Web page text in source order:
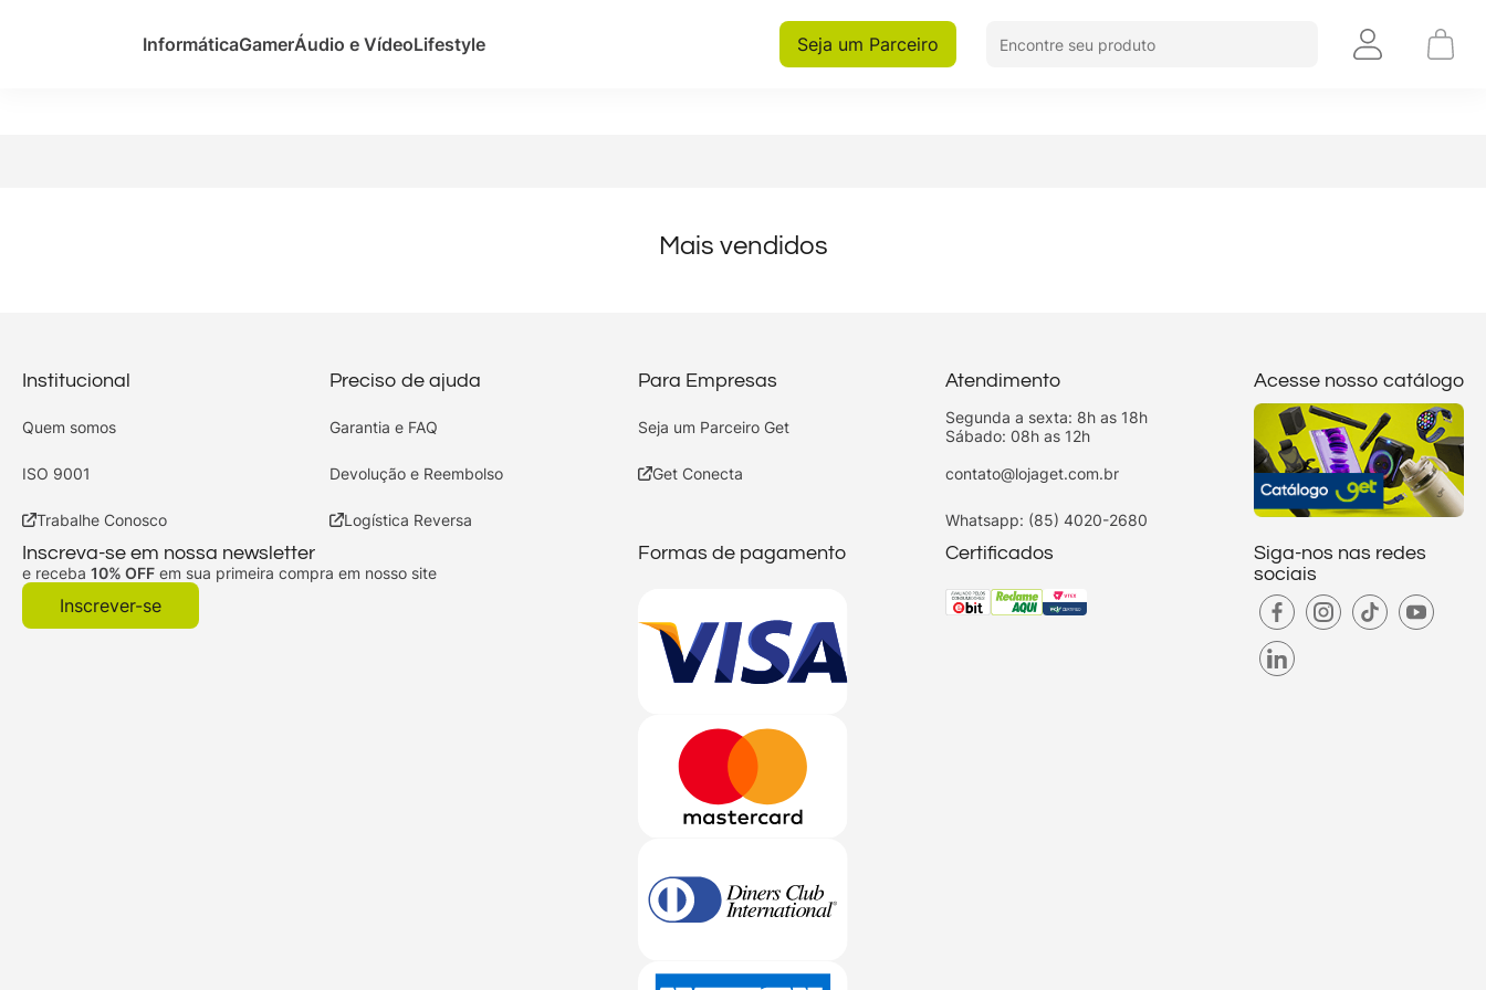
InformáticaGamerÁudio e VídeoLifestyle Seja um Parceiro Encontre seu produto
Mais vendidos
Institucional
Quem somos
ISO 9001
Trabalhe Conosco
Preciso de ajuda
Garantia e FAQ
Devolução e Reembolso
Logística Reversa
Para Empresas
Seja um Parceiro Get
Get Conecta
Atendimento
Segunda a sexta: 8h as 18h
Sábado: 08h as 12h
contato@lojaget.com.br
Whatsapp: (85) 4020-2680
Acesse nosso catálogo
Inscreva-se em nossa newsletter
e receba 10% OFF em sua primeira compra em nosso site
Inscrever-se
Formas de pagamento Certificados
Siga-nos nas redes
sociais